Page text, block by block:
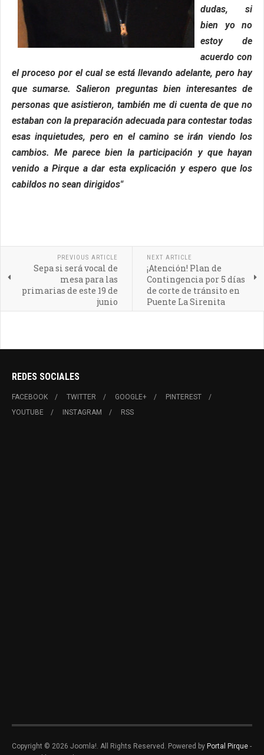
dudas, si
bien yo no
estoy de
acuerdo con
el proceso por el cual se está llevando adelante, pero hay
que sumarse. Salieron preguntas bien interesantes de
personas que asistieron, también me di cuenta de que no
estaban con la preparación adecuada para contestar todas
esas inquietudes, pero en el camino se irán viendo los
cambios. Me parece bien la participación y que hayan
venido a Pirque a dar esta explicación y espero que los
cabildos no sean dirigidos"
PREVIOUS ARTICLE
Sepa si será vocal de
mesa para las
primarias de este 19 de
junio
NEXT ARTICLE
¡Atención! Plan de
Contingencia por 5 días
de corte de tránsito en
Puente La Sirenita
REDES SOCIALES
FACEBOOK TWITTER GOOGLE+
PINTEREST
YOUTUBE
INSTAGRAM RSS
Copyright © 2026 Joomla!. All Rights Reserved. Powered by Portal Pirque -